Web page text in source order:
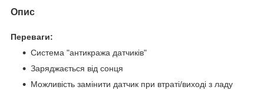
Опис
Переваги:
Система "антикража датчиків"
Заряджається від сонця
Можливість замінити датчик при втраті/виході з ладу